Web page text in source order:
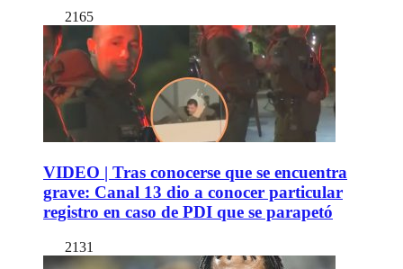
2165
VIDEO | Tras conocerse que se encuentra
grave: Canal 13 dio a conocer particular
registro en caso de PDI que se parapetó
2131